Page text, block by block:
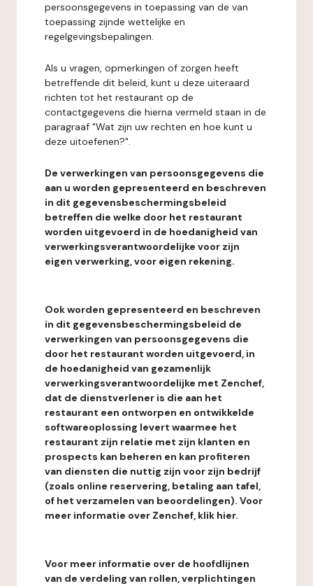
persoonsgegevens in toepassing van de van
toepassing zijnde wettelijke en
regelgevingsbepalingen.
Als u vragen, opmerkingen of zorgen heeft
betreffende dit beleid, kunt u deze uiteraard
richten tot het restaurant op de
contactgegevens die hierna vermeld staan in de
paragraaf "Wat zijn uw rechten en hoe kunt u
deze uitoefenen?".
De verwerkingen van persoonsgegevens die
aan u worden gepresenteerd en beschreven
in dit gegevensbeschermingsbeleid
betreffen die welke door het restaurant
worden uitgevoerd in de hoedanigheid van
verwerkingsverantwoordelijke voor zijn
eigen verwerking, voor eigen rekening.
Ook worden gepresenteerd en beschreven
in dit gegevensbeschermingsbeleid de
verwerkingen van persoonsgegevens die
door het restaurant worden uitgevoerd, in
de hoedanigheid van gezamenlijk
verwerkingsverantwoordelijke met Zenchef,
dat de dienstverlener is die aan het
restaurant een ontworpen en ontwikkelde
softwareoplossing levert waarmee het
restaurant zijn relatie met zijn klanten en
prospects kan beheren en kan profiteren
van diensten die nuttig zijn voor zijn bedrijf
(zoals online reservering, betaling aan tafel,
of het verzamelen van beoordelingen). Voor
meer informatie over Zenchef, klik hier.
Voor meer informatie over de hoofdlijnen
van de verdeling van rollen, verplichtingen